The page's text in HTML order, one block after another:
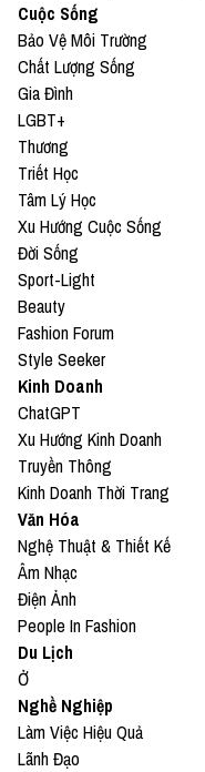
Cuộc Sống
Bảo Vệ Môi Trường
Chất Lượng Sống
Gia Đình
LGBT+
Thương
Triết Học
Tâm Lý Học
Xu Hướng Cuộc Sống
Đời Sống
Sport-Light
Beauty
Fashion Forum
Style Seeker
Kinh Doanh
ChatGPT
Xu Hướng Kinh Doanh
Truyền Thông
Kinh Doanh Thời Trang
Văn Hóa
Nghệ Thuật & Thiết Kế
Âm Nhạc
Điện Ảnh
People In Fashion
Du Lịch
Ở
Nghề Nghiệp
Làm Việc Hiệu Quả
Lãnh Đạo